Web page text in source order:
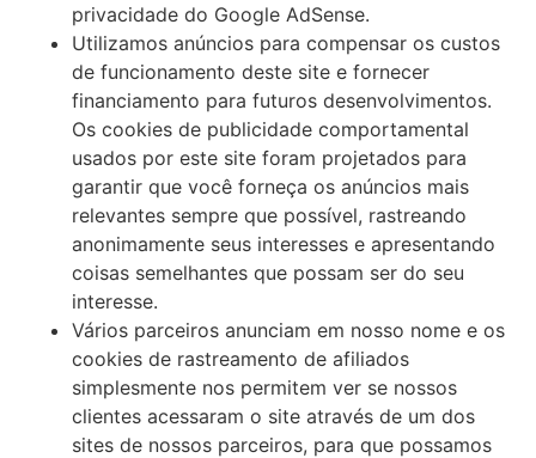
privacidade do Google AdSense.
Utilizamos anúncios para compensar os custos
de funcionamento deste site e fornecer
financiamento para futuros desenvolvimentos.
Os cookies de publicidade comportamental
usados ​​por este site foram projetados para
garantir que você forneça os anúncios mais
relevantes sempre que possível, rastreando
anonimamente seus interesses e apresentando
coisas semelhantes que possam ser do seu
interesse.
Vários parceiros anunciam em nosso nome e os
cookies de rastreamento de afiliados
simplesmente nos permitem ver se nossos
clientes acessaram o site através de um dos
sites de nossos parceiros, para que possamos